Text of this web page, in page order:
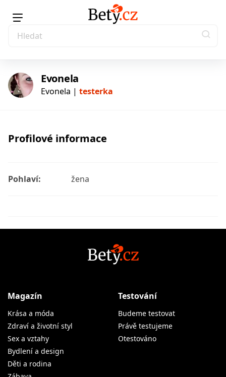
Evonela
Evonela | testerka
Profilové informace
Pohlaví: žena
Magazín
Krása a móda
Zdraví a životní styl
Sex a vztahy
Bydlení a design
Děti a rodina
Testování
Budeme testovat
Právě testujeme
Otestováno